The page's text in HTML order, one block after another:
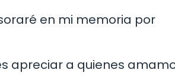
en mi memoria por
apreciar a quienes